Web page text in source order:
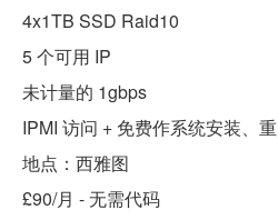
4x1TB SSD Raid10
5 个可用 IP
未计量的 1gbps
IPMI 访问 + 免费作系统安装、
地点：西雅图
£90/月 - 无需代码